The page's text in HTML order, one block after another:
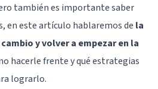
también es importante saber
en este artículo hablaremos de la
y volver a empezar en la
hacerle frente y qué estrategias
lograrlo.